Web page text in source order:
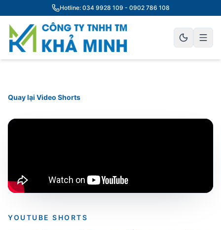
Hotline: 034 9928 109 - 0902 786 108
Quay lại Video Shorts
YOUTUBE SHORTS